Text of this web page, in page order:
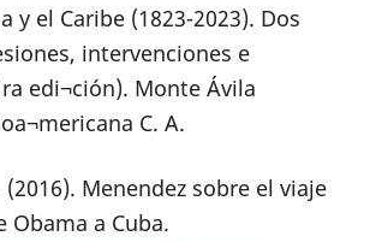
y el Caribe (1823-2023). Dos
intervenciones e
edi¬ción). Monte Ávila
C. A.
(2016). Menendez sobre el viaje
Obama a Cuba.